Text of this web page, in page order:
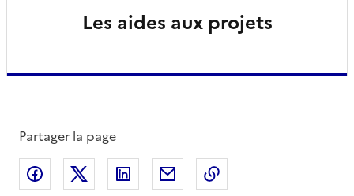
Les aides aux projets
Partager la page
Partager sur Facebook
Partager sur XPartager sur LinkedIn
Partager par email